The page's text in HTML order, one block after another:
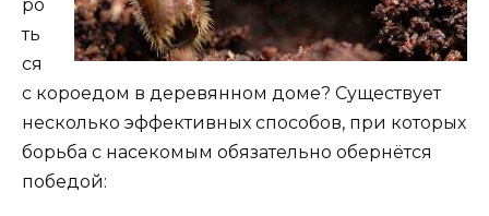
ро
ть
ся
с короедом в деревянном доме? Существует
несколько эффективных способов, при которых
борьба с насекомым обязательно обернётся
победой: